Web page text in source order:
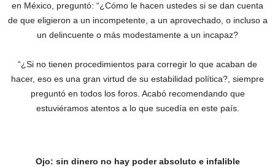
en México, preguntó: “¿Cómo le hacen ustedes si se dan cuenta
de que eligieron a un incompetente, a un aprovechado, o incluso a
un delincuente o más modestamente a un incapaz?
“¿Si no tienen procedimientos para corregir lo que acaban de
hacer, eso es una gran virtud de su estabilidad política?, siempre
preguntó en todos los foros. Acabó recomendando que
estuviéramos atentos a lo que sucedía en este país.
Ojo: sin dinero no hay poder absoluto e infalible